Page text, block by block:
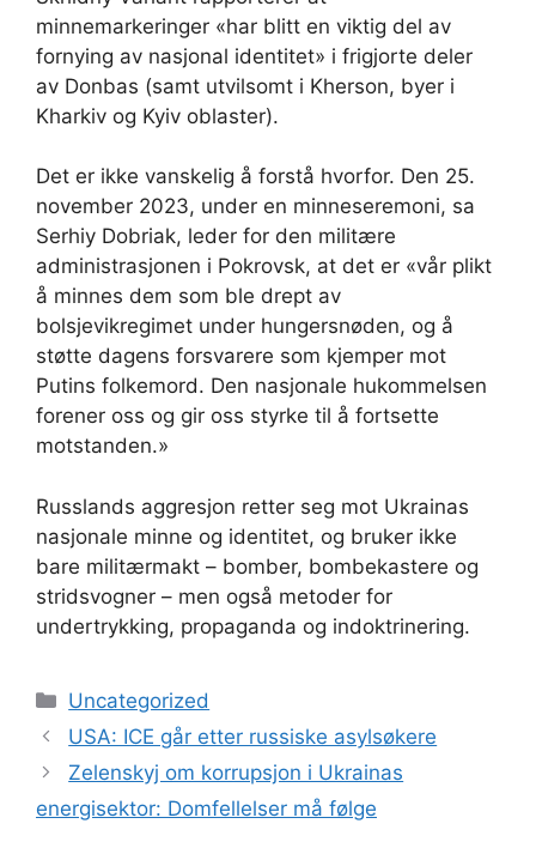
minnemarkeringer «har blitt en viktig del av
fornying av nasjonal identitet» i frigjorte deler
av Donbas (samt utvilsomt i Kherson, byer i
Kharkiv og Kyiv oblaster).
Det er ikke vanskelig å forstå hvorfor. Den 25.
november 2023, under en minneseremoni, sa
Serhiy Dobriak, leder for den militære
administrasjonen i Pokrovsk, at det er «vår plikt
å minnes dem som ble drept av
bolsjevikregimet under hungersnøden, og å
støtte dagens forsvarere som kjemper mot
Putins folkemord. Den nasjonale hukommelsen
forener oss og gir oss styrke til å fortsette
motstanden.»
Russlands aggresjon retter seg mot Ukrainas
nasjonale minne og identitet, og bruker ikke
bare militærmakt – bomber, bombekastere og
stridsvogner – men også metoder for
undertrykking, propaganda og indoktrinering.
Kategorier
Uncategorized
USA: ICE går etter russiske asylsøkere
Zelenskyj om korrupsjon i Ukrainas
energisektor: Domfellelser må følge